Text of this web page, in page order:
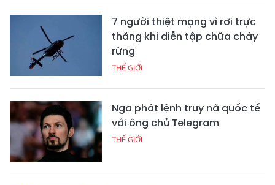
7 người thiệt mạng vì rơi trực
thăng khi diễn tập chữa cháy
rừng
THẾ GIỚI
Nga phát lệnh truy nã quốc tế
với ông chủ Telegram
THẾ GIỚI